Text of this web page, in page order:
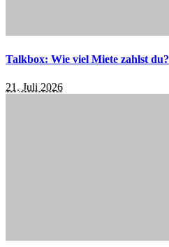
Talkbox: Wie viel Miete zahlst du?
21. Juli 2026